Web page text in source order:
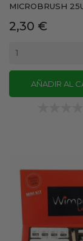
MICROBRUSH
Precio
2,30 €
AÑADIR AL